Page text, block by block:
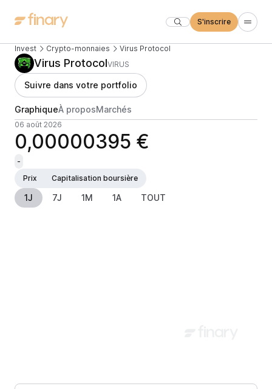
S'inscrire
Invest Crypto-monnaies Virus Protocol
Virus ProtocolVIRUS
Suivre dans votre portfolio
GraphiqueÀ proposMarchés
06 août 2026
0,00000395 €
-
Prix
Capitalisation boursière
1J 7J 1M 1A TOUT